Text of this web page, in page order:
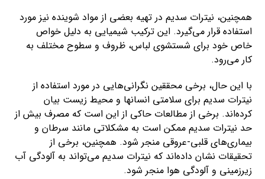
همچنین، نیترات سدیم در تهیه بعضی از مواد شوینده نیز مورد
استفاده قرار می‌گیرد. این ترکیب شیمیایی به دلیل خواص
خاص خود برای شستشوی لباس، ظروف و سطوح مختلف به
کار می‌رود.
با این حال، برخی محققین نگرانی‌هایی در مورد استفاده از
نیترات سدیم برای سلامتی انسانها و محیط زیست بیان
کرده‌اند. برخی از مطالعات حاکی از این است که مصرف بیش از
حد نیترات سدیم ممکن است به مشکلاتی مانند سرطان و
بیماری‌های قلبی-عروقی منجر شود. همچنین، برخی از
تحقیقات نشان داده‌اند که نیترات سدیم می‌تواند به آلودگی آب
زیرزمینی و آلودگی هوا منجر شود.